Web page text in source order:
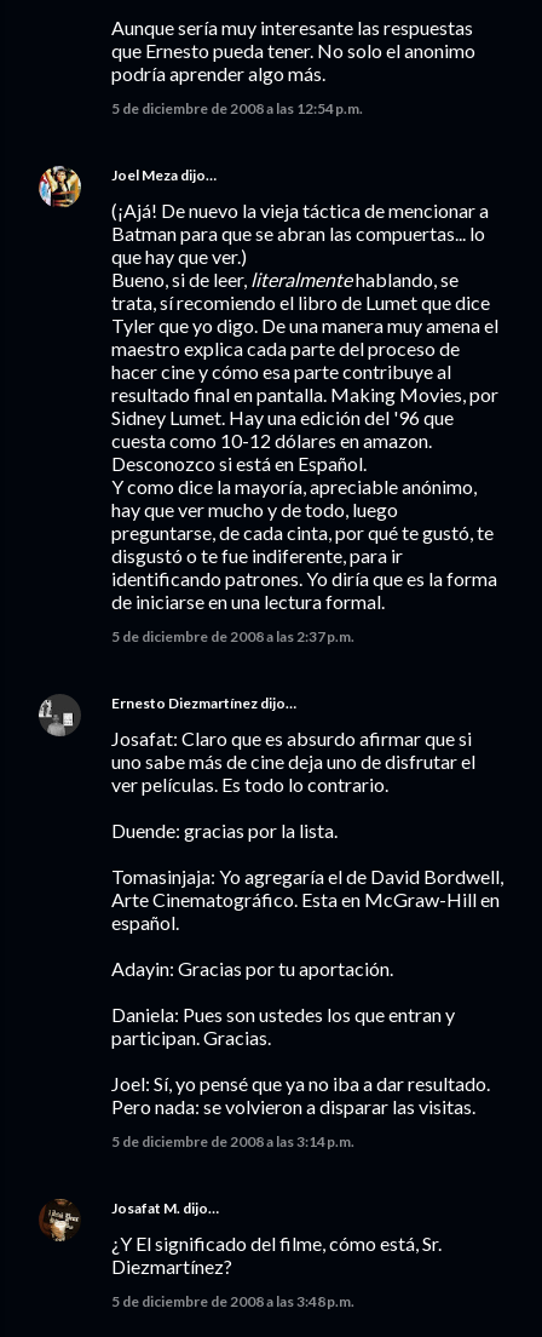
Aunque sería muy interesante las respuestas
que Ernesto pueda tener. No solo el anonimo
podría aprender algo más.
5 de diciembre de 2008 a las 12:54 p.m.
Joel Meza dijo…
(¡Ajá! De nuevo la vieja táctica de mencionar a
Batman para que se abran las compuertas... lo
que hay que ver.)
Bueno, si de leer, literalmentehablando, se
trata, sí recomiendo el libro de Lumet que dice
Tyler que yo digo. De una manera muy amena el
maestro explica cada parte del proceso de
hacer cine y cómo esa parte contribuye al
resultado final en pantalla. Making Movies, por
Sidney Lumet. Hay una edición del '96 que
cuesta como 10-12 dólares en amazon.
Desconozco si está en Español.
Y como dice la mayoría, apreciable anónimo,
hay que ver mucho y de todo, luego
preguntarse, de cada cinta, por qué te gustó, te
disgustó o te fue indiferente, para ir
identificando patrones. Yo diría que es la forma
de iniciarse en una lectura formal.
5 de diciembre de 2008 a las 2:37 p.m.
Ernesto Diezmartínez dijo…
Josafat: Claro que es absurdo afirmar que si
uno sabe más de cine deja uno de disfrutar el
ver películas. Es todo lo contrario.
Duende: gracias por la lista.
Tomasinjaja: Yo agregaría el de David Bordwell,
Arte Cinematográfico. Esta en McGraw-Hill en
español.
Adayin: Gracias por tu aportación.
Daniela: Pues son ustedes los que entran y
participan. Gracias.
Joel: Sí, yo pensé que ya no iba a dar resultado.
Pero nada: se volvieron a disparar las visitas.
5 de diciembre de 2008 a las 3:14 p.m.
Josafat M. dijo…
¿Y El significado del filme, cómo está, Sr.
Diezmartínez?
5 de diciembre de 2008 a las 3:48 p.m.